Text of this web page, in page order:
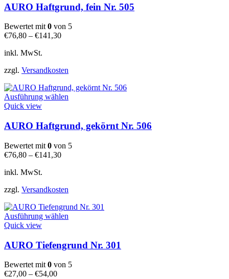
mehrere
Varianten
auf.
gewählt
AURO Haftgrund, fein Nr. 505
Bewertet mit0 von 5
€76,80 – €141,30
inkl. MwSt.
zzgl. Versandkosten
Ausführung wählen
mehrere
Varianten
auf.
gewählt
Quick view
AURO Haftgrund, gekörnt Nr. 506
Bewertet mit 0 von 5
€76,80 – €141,30
inkl. MwSt.
zzgl. Versandkosten
Ausführung wählen
mehrere
Varianten
auf.
Quick view
AURO Tiefengrund Nr. 301
Bewertet mit 0 von 5
€27,00 – €54,00